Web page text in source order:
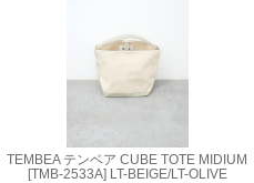
TEMBEA テンベア CUBE TOTE MIDIUM
[TMB-2533A] LT-BEIGE/LT-OLIVE